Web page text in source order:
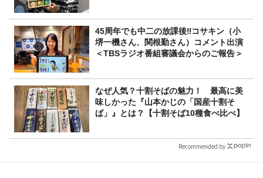
45周年でも中二の放課後‼コサキン（小
堺一機さん、関根勤さん）コメント出演
＜TBSラジオ番組審議会からのご報告＞
なぜ人気？十割そばの魅力！ 最高に美
味しかった『山本かじの「国産十割そ
ば」』とは？【十割そば10種食べ比べ】
Recommended by